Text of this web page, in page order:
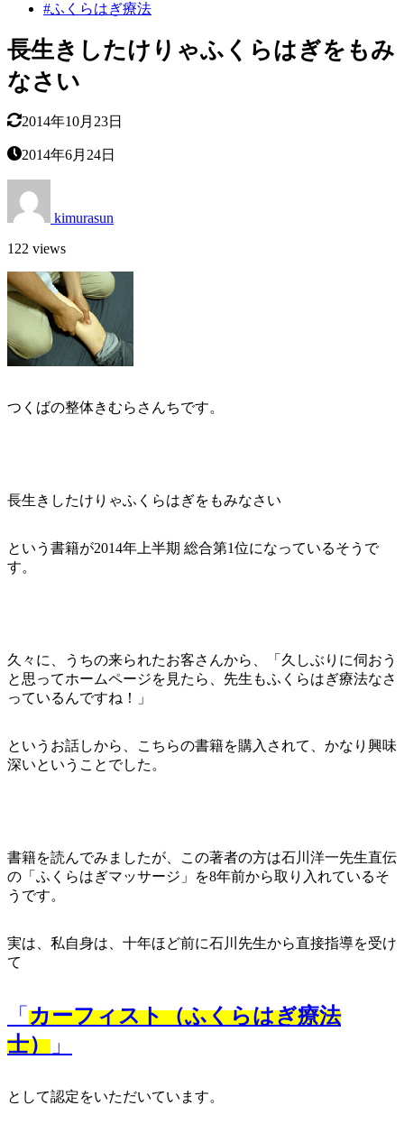
#ふくらはぎ療法
長生きしたけりゃふくらはぎをもみ
なさい
2014年10月23日
2014年6月24日
kimurasun
122 views
つくばの整体きむらさんちです。
長生きしたけりゃふくらはぎをもみなさい
という書籍が2014年上半期 総合第1位になっているそうで
す。
久々に、うちの来られたお客さんから、「久しぶりに伺おう
と思ってホームページを見たら、先生もふくらはぎ療法なさ
っているんですね！」
というお話しから、こちらの書籍を購入されて、かなり興味
深いということでした。
書籍を読んでみましたが、この著者の方は石川洋一先生直伝
の「ふくらはぎマッサージ」を8年前から取り入れているそ
うです。
実は、私自身は、十年ほど前に石川先生から直接指導を受け
て
「 カーフィスト（ふくらはぎ療法
士） 」
として認定をいただいています。